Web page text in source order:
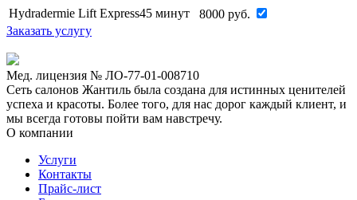
Hydradermie Lift Express45 минут 8000 руб.
Заказать услугу
Мед. лицензия № ЛО-77-01-008710
Сеть салонов Жантиль была создана для истинных ценителей
успеха и красоты. Более того, для нас дорог каждый клиент, и
мы всегда готовы пойти вам навстречу.
О компании
Услуги
Контакты
Прайс-лист